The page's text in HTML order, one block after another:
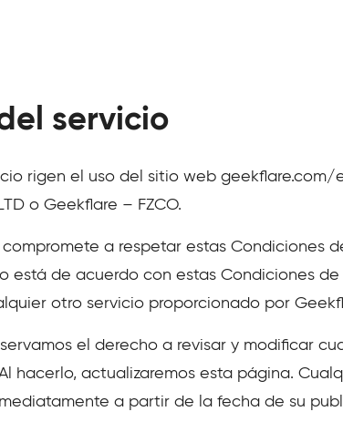
servicio
rigen el uso del sitio web
o Geekflare – FZCO.
a respetar estas Condiciones
está de acuerdo con estas Condiciones
otro servicio proporcionado por
el derecho a revisar y modificar
hacerlo, actualizaremos esta página.
a partir de la fecha de su